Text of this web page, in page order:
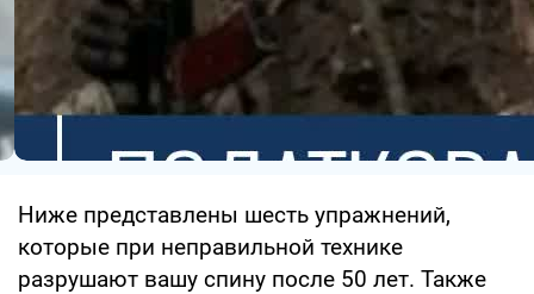
Ниже представлены шесть упражнений,
которые при неправильной технике
разрушают вашу спину после 50 лет. Также